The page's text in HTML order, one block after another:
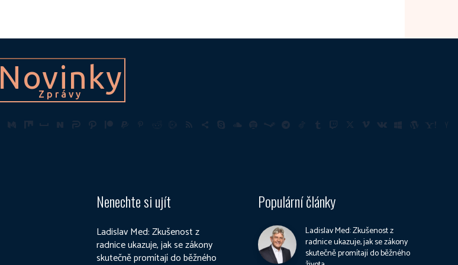
Novinky
Zprávy
Nenechte si ujít
Ladislav Med: Zkušenost z
radnice ukazuje, jak se zákony
skutečně promítají do běžného
Populární články
Ladislav Med: Zkušenost z
radnice ukazuje, jak se zákony
skutečně promítají do běžného